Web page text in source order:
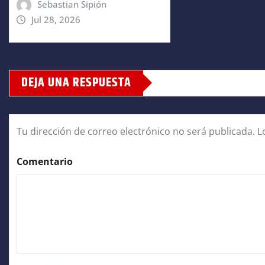
Sebastian Sipión
Jul 28, 2026
DEJA UNA RESPUESTA
Tu dirección de correo electrónico no será publicada.
Comentario